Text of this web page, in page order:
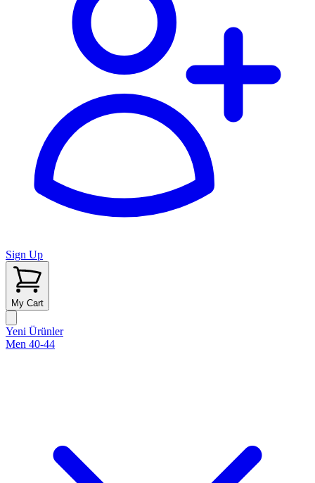
Sign Up
My Cart
Yeni Ürünler
Men 40-44